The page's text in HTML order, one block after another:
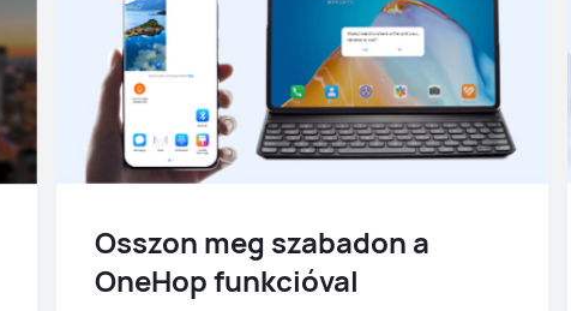
Osszon meg szabadon a
OneHop funkcióval